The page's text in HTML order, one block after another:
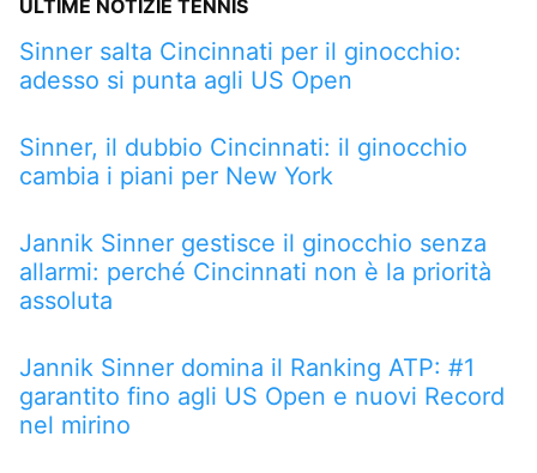
ULTIME NOTIZIE TENNIS
Sinner salta Cincinnati per il ginocchio:
adesso si punta agli US Open
Sinner, il dubbio Cincinnati: il ginocchio
cambia i piani per New York
Jannik Sinner gestisce il ginocchio senza
allarmi: perché Cincinnati non è la priorità
assoluta
Jannik Sinner domina il Ranking ATP: #1
garantito fino agli US Open e nuovi Record
nel mirino